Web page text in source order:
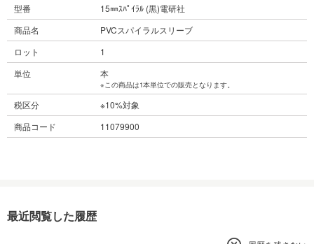
型番
15㎜ｽﾊﾟｲﾗﾙ (黒)電研社
商品名
PVCスパイラルスリーブ
ロット
1
単位
本
※この商品は1本単位での販売となります。
税区分
※10%対象
商品コード
11079900
最近閲覧した履歴